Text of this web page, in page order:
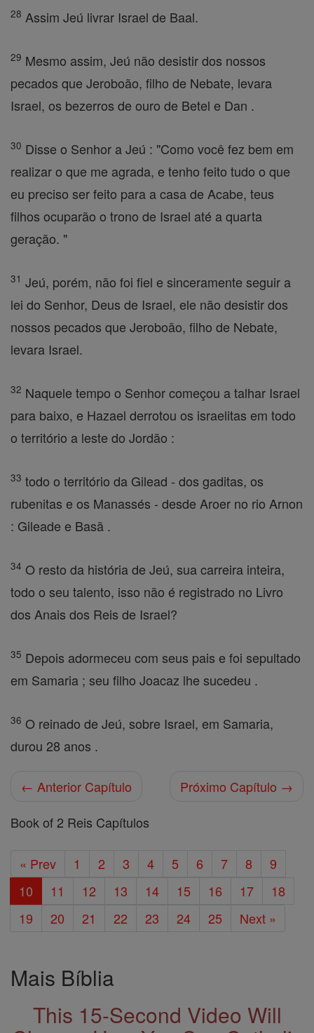
28 Assim Jeú livrar Israel de Baal.
29 Mesmo assim, Jeú não desistir dos nossos
pecados que Jeroboão, filho de Nebate, levara
Israel, os bezerros de ouro de Betel e Dan .
30 Disse o Senhor a Jeú : "Como você fez bem em
realizar o que me agrada, e tenho feito tudo o que
eu preciso ser feito para a casa de Acabe, teus
filhos ocuparão o trono de Israel até a quarta
geração. "
31 Jeú, porém, não foi fiel e sinceramente seguir a
lei do Senhor, Deus de Israel, ele não desistir dos
nossos pecados que Jeroboão, filho de Nebate,
levara Israel.
32 Naquele tempo o Senhor começou a talhar Israel
para baixo, e Hazael derrotou os israelitas em todo
o território a leste do Jordão :
33 todo o território da Gilead - dos gaditas, os
rubenitas e os Manassés - desde Aroer no rio Arnon
: Gileade e Basã .
34 O resto da história de Jeú, sua carreira inteira,
todo o seu talento, isso não é registrado no Livro
dos Anais dos Reis de Israel?
35 Depois adormeceu com seus pais e foi sepultado
em Samaria ; seu filho Joacaz lhe sucedeu .
36 O reinado de Jeú, sobre Israel, em Samaria,
durou 28 anos .
← Anterior Capítulo
Próximo Capítulo →
Book of 2 Reis Capítulos
« Prev 1 2 3 4 5 6 7 8
9
10
11 12 13 14 15 16 17
18
19
20 21 22 23 24 25 Next »
Mais Bíblia
This 15-Second Video Will